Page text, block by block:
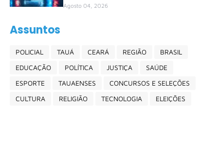
Agosto 04, 2026
Assuntos
POLICIAL TAUÁ CEARÁ REGIÃO
BRASIL
EDUCAÇÃO
POLÍTICA JUSTIÇA
SAÚDE
ESPORTE
TAUAENSES
CONCURSOS E SELEÇÕES
CULTURA
RELIGIÃO TECNOLOGIA ELEIÇÕES